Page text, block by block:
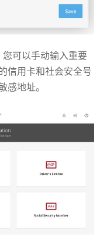
可以手动输入重要
信用卡和社会安全号
感地址。